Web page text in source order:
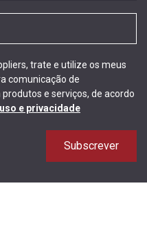
trate e utilize os meus
comunicação de
e serviços, de acordo
e privacidade
Subscrever